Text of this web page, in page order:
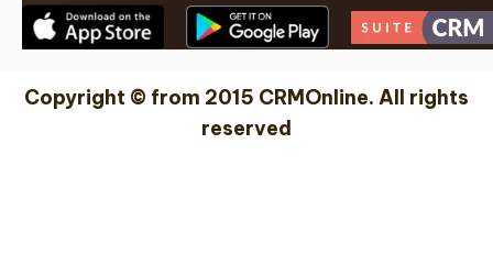
Copyright © from 2015 CRMOnline. All rights
reserved